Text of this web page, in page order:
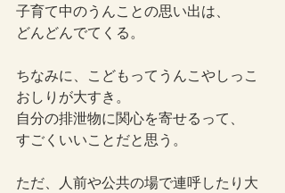
子育て中のうんことの思い出は、
どんどんでてくる。
ちなみに、こどもってうんこやしっこ
おしりが大すき。
自分の排泄物に関心を寄せるって、
すごくいいことだと思う。
ただ、人前や公共の場で連呼したり大